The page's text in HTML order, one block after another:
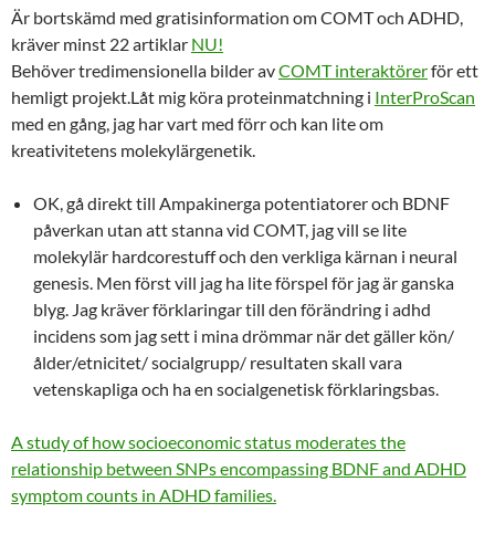
Är bortskämd med gratisinformation om COMT och ADHD,
kräver minst 22 artiklar NU!
Behöver tredimensionella bilder avCOMT interaktörerför ett
hemligt projekt.Låt mig köra proteinmatchning i InterProScan
med en gång, jag har vart med förr och kan lite om
kreativitetens molekylärgenetik.
OK, gå direkt till Ampakinerga potentiatorer och BDNF
påverkan utan att stanna vid COMT, jag vill se lite
molekylär hardcorestuff och den verkliga kärnan i neural
genesis. Men först vill jag ha lite förspel för jag är ganska
blyg. Jag kräver förklaringar till den förändring i adhd
incidens som jag sett i mina drömmar när det gäller kön/
ålder/etnicitet/ socialgrupp/ resultaten skall vara
vetenskapliga och ha en socialgenetisk förklaringsbas.
A study of how socioeconomic status moderates the
relationship between SNPs encompassing BDNF and ADHD
symptom counts in ADHD families.